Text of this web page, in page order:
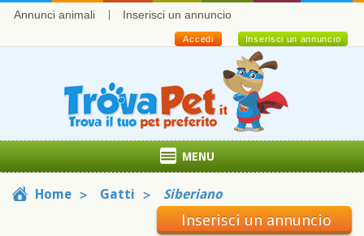
Annunci animali Inserisci un annuncio
Inserisci un annuncio
Accedi
MENU
Home Gatti Siberiano
Inserisci un annuncio